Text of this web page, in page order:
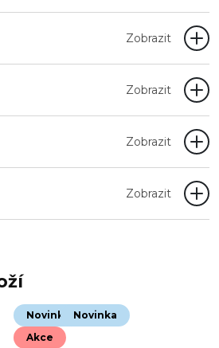
Zobrazit
Zobrazit
Zobrazit
Zobrazit
Novinka
Akce
Novinka